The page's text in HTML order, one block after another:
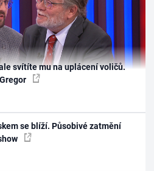
svítíte mu na uplácení voličů.
se blíží. Působivé zatmění